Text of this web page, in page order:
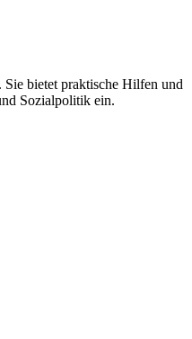
bietet praktische Hilfen und
Sozialpolitik ein.